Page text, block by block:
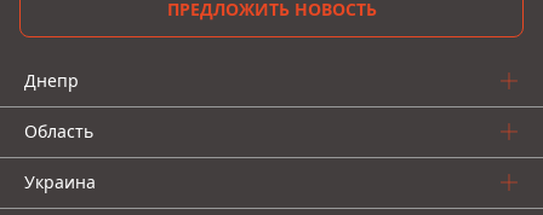
ПРЕДЛОЖИТЬ НОВОСТЬ
Днепр
Область
Украина